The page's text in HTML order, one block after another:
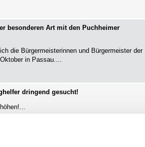
besonderen Art mit den Puchheimer
die Bürgermeisterinnen und Bürgermeister der
in Passau....
dringend gesucht!